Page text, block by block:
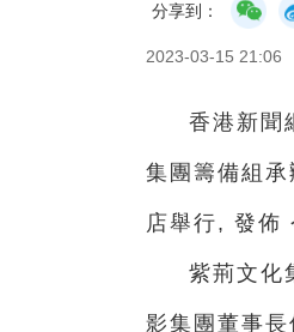
分享到：
2023-03-15 21:06
香港新聞
集團籌備組
店舉行, 發佈
紫荊文化
影集團董事